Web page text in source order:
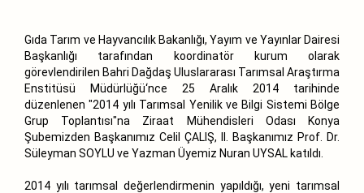
Gıda Tarım ve Hayvancılık Bakanlığı, Yayım ve Yayınlar Dairesi
Başkanlığı tarafından koordinatör kurum olarak
görevlendirilen Bahri Dağdaş Uluslararası Tarımsal Araştırma
Enstitüsü Müdürlüğü‘nce 25 Aralık 2014 tarihinde
düzenlenen "2014 yılı Tarımsal Yenilik ve Bilgi Sistemi Bölge
Grup Toplantısı"na Ziraat Mühendisleri Odası Konya
Şubemizden Başkanımız Celil ÇALIŞ, II. Başkanımız Prof. Dr.
Süleyman SOYLU ve Yazman Üyemiz Nuran UYSAL katıldı.
2014 yılı tarımsal değerlendirmenin yapıldığı, yeni tarımsal